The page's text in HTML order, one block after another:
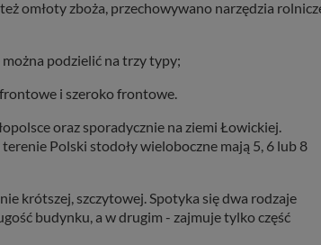
omłoty zboża, przechowywano narzędzia
podzielić na trzy typy;
i szeroko frontowe.
oraz sporadycznie na ziemi Łowickiej.
Polski stodoły wieloboczne mają 5, 6 lub 8
krótszej, szczytowej. Spotyka się dwa rodzaje
budynku, a w drugim - zajmuje tylko część
Twoja przeglądarka umożliwia Ci skasowanie tych